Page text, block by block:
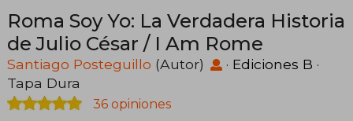
Roma Soy Yo: La Verdadera Historia
de Julio César / I Am Rome
Santiago Posteguillo (Autor) · Ediciones B ·
Tapa Dura
36 opiniones